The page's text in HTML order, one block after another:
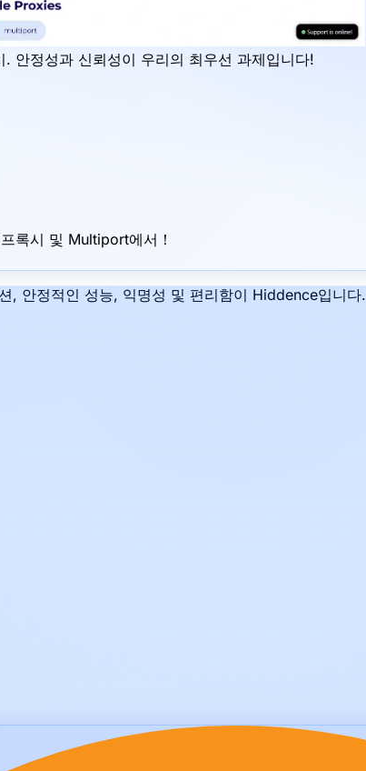
안정성과 신뢰성이 우리의 최우선 과제입니다!
록시 및 Multiport에서！
, 안정적인 성능, 익명성 및 편리함이 Hiddence입니다.